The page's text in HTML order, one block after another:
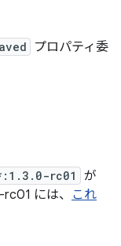
プロパティ委
rc01
が
には、 これ